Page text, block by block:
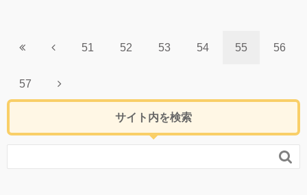
51 52 53 54 55 56
57
サイト内を検索
